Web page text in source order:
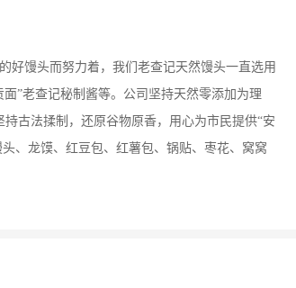
好馒头而努力着，我们老查记天然馒头一直选用
”老查记秘制酱等。公司坚持天然零添加为理
古法揉制，还原谷物原香，用心为市民提供“安
、龙馍、红豆包、红薯包、锅贴、枣花、窝窝